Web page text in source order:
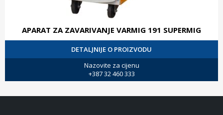
APARAT ZA ZAVARIVANJE VARMIG 191 SUPERMIG
DETALJNIJE O PROIZVODU
Nazovite za cijenu
+387 32 460 333